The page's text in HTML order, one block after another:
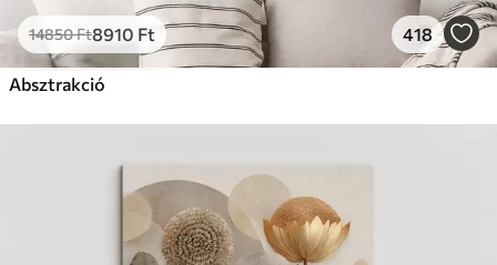
14850Ft8910 Ft 418
Absztrakció